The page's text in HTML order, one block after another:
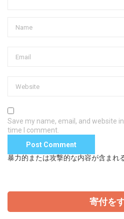
Save my name, email, and website
time I comment.
暴力的または攻撃的な内容が含まれ
寄付を